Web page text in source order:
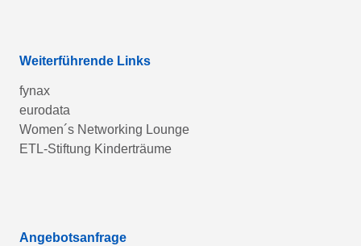
Weiterführende Links
fynax
eurodata
Women´s Networking Lounge
ETL-Stiftung Kinderträume
Angebotsanfrage